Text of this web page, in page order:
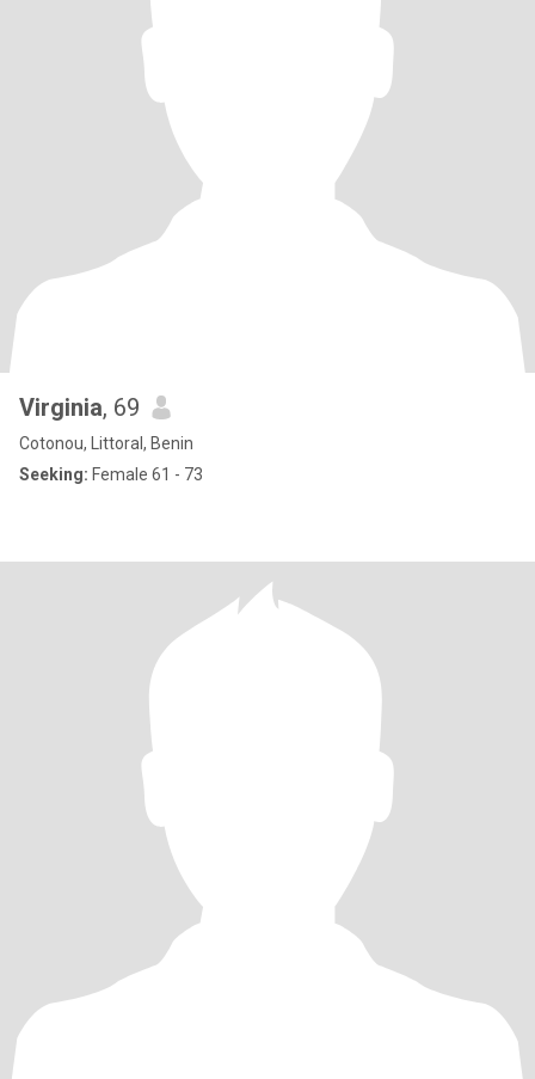
Virginia, 69
Cotonou, Littoral, Benin
Seeking: Female 61 - 73